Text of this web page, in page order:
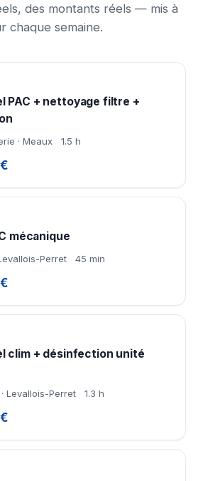
des montants réels — mis à
chaque semaine.
PAC + nettoyage filtre +
· Meaux 1.5 h
mécanique
Perret 45 min
clim + désinfection unité
Levallois-Perret 1.3 h